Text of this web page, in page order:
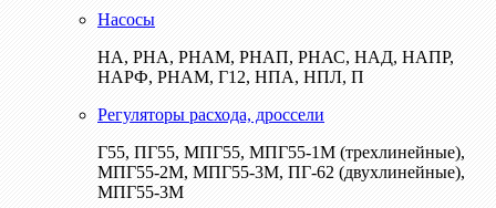
Насосы
НА, РНА, РНАМ, РНАП, РНАС, НАД, НАПР,
НАРФ, РНАМ, Г12, НПА, НПЛ, П
Регуляторы расхода, дроссели
Г55, ПГ55, МПГ55, МПГ55-1М (трехлинейные),
МПГ55-2М, МПГ55-3М, ПГ-62 (двухлинейные),
МПГ55-3М